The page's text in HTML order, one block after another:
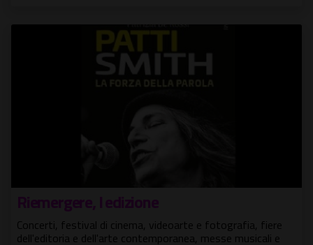
Riemergere, I edizione
Concerti, festival di cinema, videoarte e fotografia, fiere
dell'editoria e dell'arte contemporanea, messe musicali e